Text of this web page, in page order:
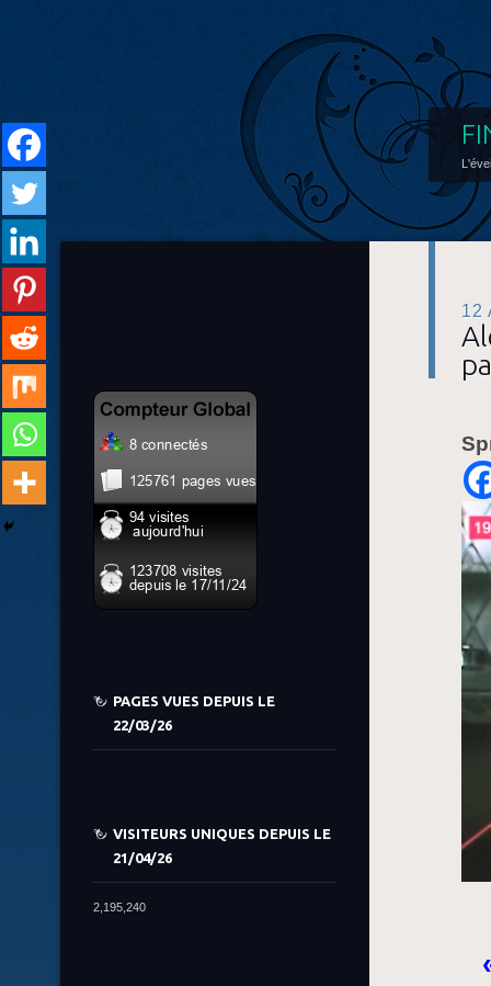
12
PAGES VUES DEPUIS LE
22/03/26
VISITEURS UNIQUES DEPUIS LE
21/04/26
2,195,240